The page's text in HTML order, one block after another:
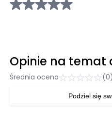
Opinie na temat
Średnia ocena (0)
Podziel się